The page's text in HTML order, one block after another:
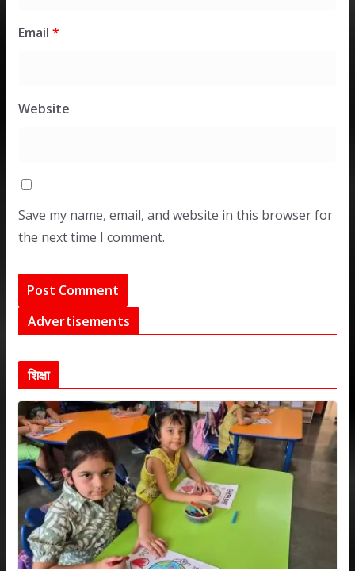
Email *
Website
Save my name, email, and website in this browser for
the next time I comment.
Advertisements
शिक्षा